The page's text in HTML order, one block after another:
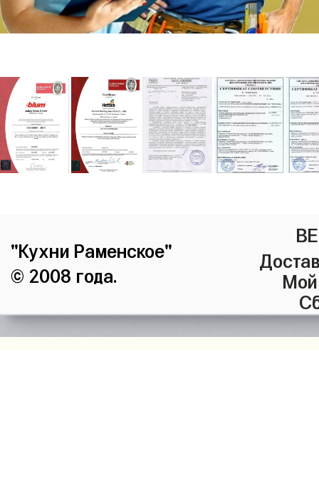
"Кухни Раменское"
© 2008 года.